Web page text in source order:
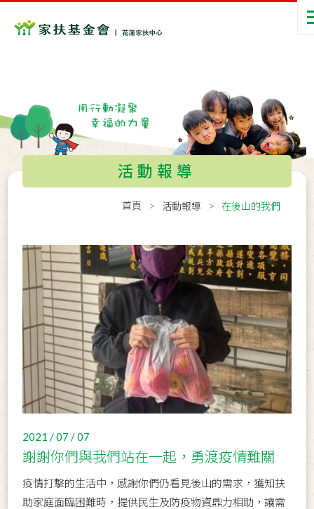
活動報導
首頁 活動報導 在後山的我們
2021 / 07 / 07
謝謝你們與我們站在一起，勇渡疫情難關
疫情打擊的生活中，感謝你們仍看見後山的需求，獲知扶
助家庭面臨困難時，提供民生及防疫物資鼎力相助，讓需